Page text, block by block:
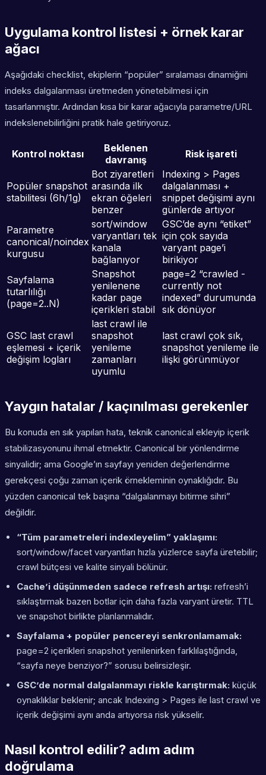
Uygulama kontrol listesi + örnek karar
ağacı
Aşağıdaki checklist, ekiplerin “popüler” sıralaması dinamiğini
indeks dalgalanması üretmeden yönetebilmesi için
tasarlanmıştır. Ardından kısa bir karar ağacıyla parametre/URL
indekslenebilirliğini pratik hale getiriyoruz.
Kontrol noktası
Beklenen
davranış
Risk işareti
Popüler snapshot
stabilitesi (6h/1g)
Bot ziyaretleri
arasında ilk
ekran öğeleri
benzer
Indexing > Pages
dalgalanması +
snippet değişimi aynı
günlerde artıyor
Parametre
canonical/noindex
kurgusu
sort/window
varyantları tek
kanala
bağlanıyor
GSC’de aynı “etiket”
için çok sayıda
varyant page’i
birikiyor
Sayfalama
tutarlılığı
(page=2..N)
Snapshot
yenilenene
kadar page
içerikleri stabil
page=2 “crawled -
currently not
indexed” durumunda
sık dönüyor
GSC last crawl
eşlemesi + içerik
değişim logları
last crawl ile
snapshot
yenileme
zamanları
uyumlu
last crawl çok sık,
snapshot yenileme ile
ilişki görünmüyor
Yaygın hatalar / kaçınılması gerekenler
Bu konuda en sık yapılan hata, teknik canonical ekleyip içerik
stabilizasyonunu ihmal etmektir. Canonical bir yönlendirme
sinyalidir; ama Google’ın sayfayı yeniden değerlendirme
gerekçesi çoğu zaman içerik örnekleminin oynaklığıdır. Bu
yüzden canonical tek başına “dalgalanmayı bitirme sihri”
değildir.
“Tüm parametreleri indexleyelim” yaklaşımı:
sort/window/facet varyantları hızla yüzlerce sayfa üretebilir;
crawl bütçesi ve kalite sinyali bölünür.
Cache’i düşünmeden sadece refresh artışı: refresh’i
sıklaştırmak bazen botlar için daha fazla varyant üretir. TTL
ve snapshot birlikte planlanmalıdır.
Sayfalama + popüler pencereyi senkronlamamak:
page=2 içerikleri snapshot yenilenirken farklılaştığında,
“sayfa neye benziyor?” sorusu belirsizleşir.
GSC’de normal dalgalanmayı riskle karıştırmak: küçük
oynaklıklar beklenir; ancak Indexing > Pages ile last crawl ve
içerik değişimi aynı anda artıyorsa risk yükselir.
Nasıl kontrol edilir? adım adım
doğrulama